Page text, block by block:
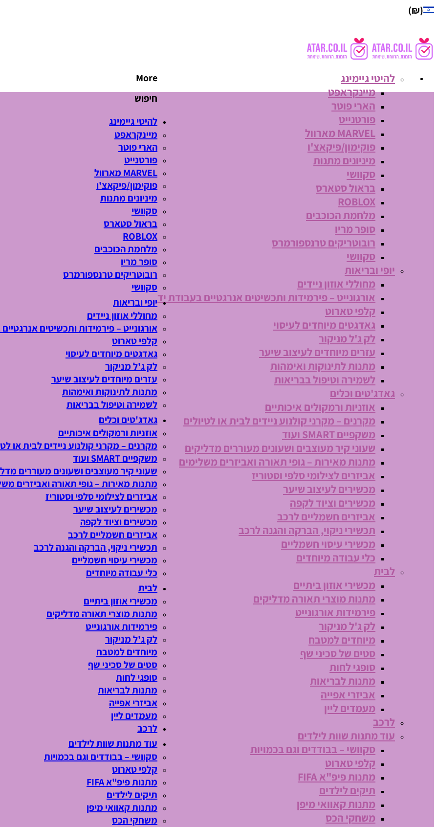
(₪)
More
להיטי גיימינג
מיינקראפט
הארי פוטר
פורטנייט
MARVEL מארוול
פוקימון/פיקאצ'ו
מיניונים מתנות
סקוושי
בראול סטארס
ROBLOX
מלחמת הכוכבים
סופר מריו
רובוטריקים טרנספורמרס
סקוושי
יופי ובריאות
מחוללי אוזון ניידים
אורגונייט – פירמידות ותכשיטים אנרגטיים בעבודת יד
קלפי טארוט
גאדגטים מיוחדים לעיסוי
לק ג'ל מניקור
עזרים מיוחדים לעיצוב שיער
מתנות לתינוקות ואימהות
לשמירה וטיפול בבריאות
גאדג'טים וכלים
אוזניות ורמקולים איכותיים
מקרנים – מקרני קולנוע ניידים לבית או לטיולים
משקפיים SMART ועוד
שעוני קיר מעוצבים ושעונים מעוררים מדליקים
מתנות מאירות – גופי תאורה ואביזרים משלימים
אביזרים לצילומי סלפי וסטוריז
מכשירים לעיצוב שיער
מכשירים וציוד לקפה
אביזרים חשמליים לרכב
תכשירי ניקוי, הברקה והגנה לרכב
מכשירי עיסוי חשמליים
כלי עבודה מיוחדים
לבית
מכשירי אוזון ביתיים
מתנות מוצרי תאורה מדליקים
פירמידות אורגונייט
לק ג'ל מניקור
מיוחדים למטבח
סטים של סכיני שף
סופגי לחות
מתנות לבריאות
אביזרי אפייה
מעמדים ליין
לרכב
עוד מתנות שוות לילדים
סקוושי – בבודדים וגם בכמויות
קלפי טארוט
מתנות פיפ"א FIFA
תיקים לילדים
מתנות קאוואי מיפן
משחקי הכס
חיפוש
להיטי גיימינג
מיינקראפט
הארי פוטר
פורטנייט
MARVEL מארוול
פוקימון/פיקאצ'ו
מיניונים מתנות
סקוושי
בראול סטארס
ROBLOX
מלחמת הכוכבים
סופר מריו
רובוטריקים טרנספורמרס
סקוושי
יופי ובריאות
מחוללי אוזון ניידים
אורגונייט – פירמידות ותכשיטים
קלפי טארוט
גאדגטים מיוחדים לעיסוי
לק ג'ל מניקור
עזרים מיוחדים לעיצוב שיער
מתנות לתינוקות ואימהות
לשמירה וטיפול בבריאות
גאדג'טים וכלים
אוזניות ורמקולים איכותיים
מקרנים – מקרני קולנוע ניידים לבית או
משקפיים SMART ועוד
שעוני קיר מעוצבים ושעונים מעוררים
מתנות מאירות – גופי תאורה ואביזרים
אביזרים לצילומי סלפי וסטוריז
מכשירים לעיצוב שיער
מכשירים וציוד לקפה
אביזרים חשמליים לרכב
תכשירי ניקוי, הברקה והגנה לרכב
מכשירי עיסוי חשמליים
כלי עבודה מיוחדים
לבית
מכשירי אוזון ביתיים
מתנות מוצרי תאורה מדליקים
פירמידות אורגונייט
לק ג'ל מניקור
מיוחדים למטבח
סטים של סכיני שף
סופגי לחות
מתנות לבריאות
אביזרי אפייה
מעמדים ליין
לרכב
עוד מתנות שוות לילדים
סקוושי – בבודדים וגם בכמויות
קלפי טארוט
מתנות פיפ"א FIFA
תיקים לילדים
מתנות קאוואי מיפן
משחקי הכס